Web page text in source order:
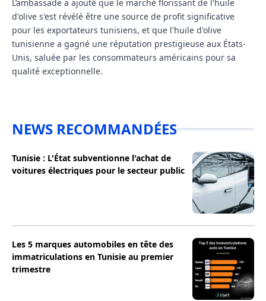
L’ambassade a ajouté que le marché florissant de l'huile
d'olive s'est révélé être une source de profit significative
pour les exportateurs tunisiens, et que l'huile d'olive
tunisienne a gagné une réputation prestigieuse aux États-
Unis, saluée par les consommateurs américains pour sa
qualité exceptionnelle.
NEWS RECOMMANDÉES
Tunisie : L'État subventionne l'achat de
voitures électriques pour le secteur public
Les 5 marques automobiles en tête des
immatriculations en Tunisie au premier
trimestre